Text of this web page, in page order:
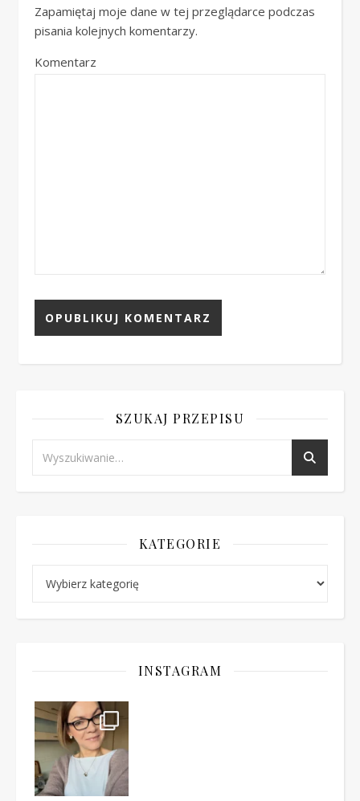
Zapamiętaj moje dane w tej przeglądarce podczas
pisania kolejnych komentarzy.
Komentarz
SZUKAJ PRZEPISU
KATEGORIE
INSTAGRAM